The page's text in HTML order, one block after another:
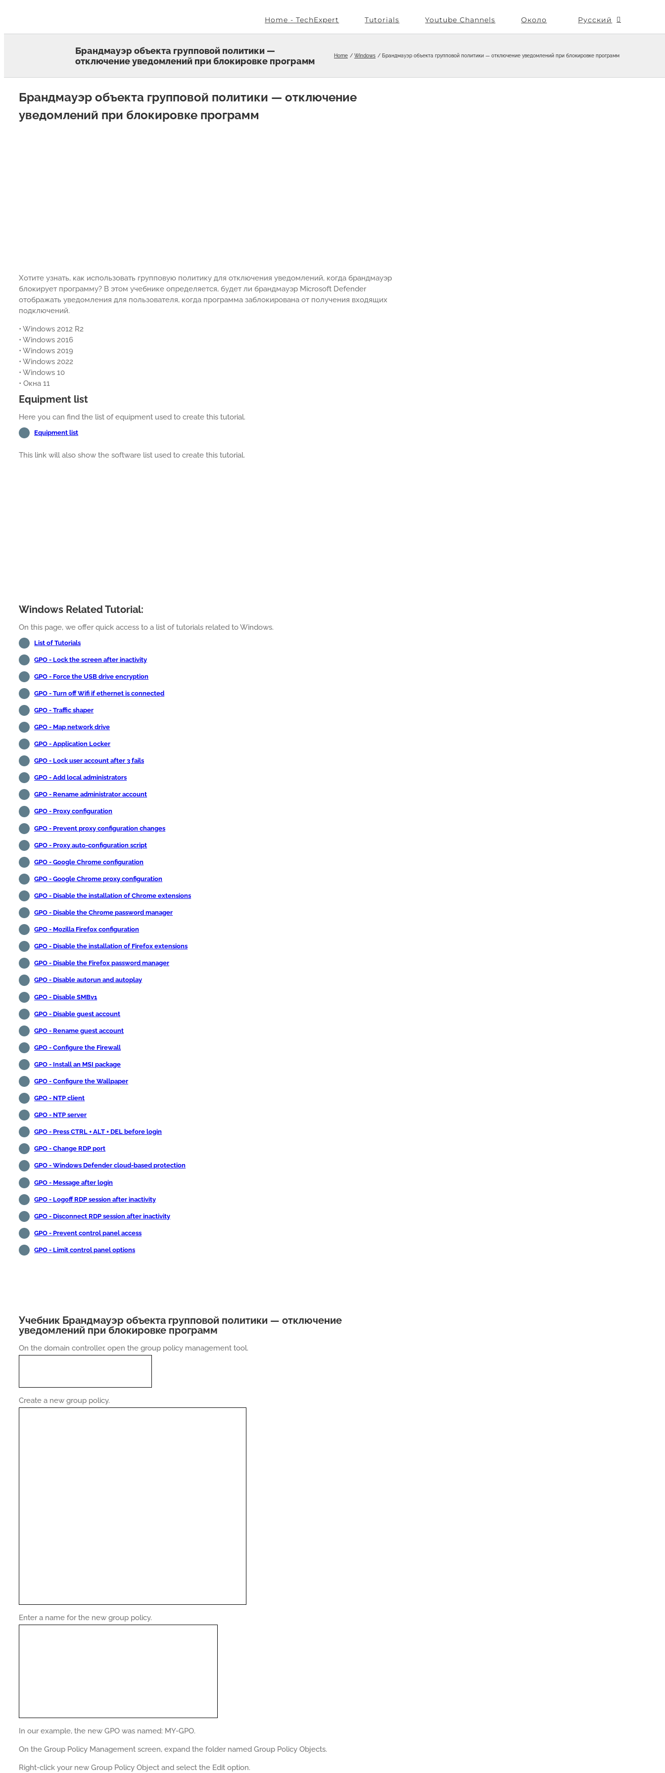
Home - TechExpert Tutorials Youtube Channels Около Русский
Брандмауэр объекта групповой политики —
отключение уведомлений при блокировке программ
Home Windows Брандмауэр объекта групповой политики — отключение уведомлений при блокировке программ
Брандмауэр объекта групповой политики — отключение
уведомлений при блокировке программ
Хотите узнать, как использовать групповую политику для отключения уведомлений, когда брандмауэр
блокирует программу? В этом учебнике определяется, будет ли брандмауэр Microsoft Defender
отображать уведомления для пользователя, когда программа заблокирована от получения входящих
подключений.
• Windows 2012 R2
• Windows 2016
• Windows 2019
• Windows 2022
• Windows 10
• Окна 11
Equipment list
Here you can find the list of equipment used to create this tutorial.
Equipment list
This link will also show the software list used to create this tutorial.
Windows Related Tutorial:
On this page, we offer quick access to a list of tutorials related to Windows.
List of Tutorials
GPO - Lock the screen after inactivity
GPO - Force the USB drive encryption
GPO - Turn off Wifi if ethernet is connected
GPO - Traffic shaper
GPO - Map network drive
GPO - Application Locker
GPO - Lock user account after 3 fails
GPO - Add local administrators
GPO - Rename administrator account
GPO - Proxy configuration
GPO - Prevent proxy configuration changes
GPO - Proxy auto-configuration script
GPO - Google Chrome configuration
GPO - Google Chrome proxy configuration
GPO - Disable the installation of Chrome extensions
GPO - Disable the Chrome password manager
GPO - Mozilla Firefox configuration
GPO - Disable the installation of Firefox extensions
GPO - Disable the Firefox password manager
GPO - Disable autorun and autoplay
GPO - Disable SMBv1
GPO - Disable guest account
GPO - Rename guest account
GPO - Configure the Firewall
GPO - Install an MSI package
GPO - Configure the Wallpaper
GPO - NTP client
GPO - NTP server
GPO - Press CTRL + ALT + DEL before login
GPO - Change RDP port
GPO - Windows Defender cloud-based protection
GPO - Message after login
GPO - Logoff RDP session after inactivity
GPO - Disconnect RDP session after inactivity
GPO - Prevent control panel access
GPO - Limit control panel options
Учебник Брандмауэр объекта групповой политики — отключение
уведомлений при блокировке программ
On the domain controller, open the group policy management tool.
Create a new group policy.
Enter a name for the new group policy.
In our example, the new GPO was named: MY-GPO.
On the Group Policy Management screen, expand the folder named Group Policy Objects.
Right-click your new Group Policy Object and select the Edit option.